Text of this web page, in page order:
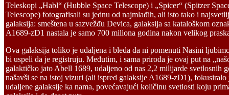
Teleskopi „Habl“ (Hubble Space Telescope) i „Spicer“ (Spitzer
Telescope) fotografisali su jednu od najmlađih, ali isto tako i
galaksija: smeštena u sazvežđu Devica, galaksija sa kataloškom
A1689-zD1 nastala je samo 700 miliona godina nakon velikog
Ova galaksija toliko je udaljena i bleda da ni pomenuti Nasini
bi uspeli da je registruju. Međutim, i sama priroda je ovaj put na
galaktičko jato Abell 1689, udaljeno od nas 2,2 milijarde svetlosnih
našavši se na istoj vizuri (ali ispred galaksije A1689-zD1), fokusiralo
udaljene galaksije ka nama, povećavajući količinu svetlosti koju